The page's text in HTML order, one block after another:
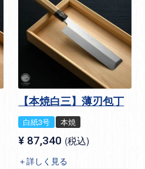
【本焼白三】薄刃包丁
白紙3号 本焼
¥ 87,340 税込
＋詳しく見る